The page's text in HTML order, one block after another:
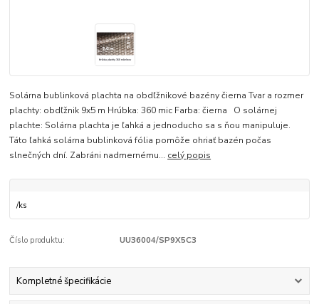
Solárna bublinková plachta na obdľžnikové bazény čierna Tvar a rozmer
plachty: obdľžnik 9x5 m Hrúbka: 360 mic Farba: čierna O solárnej
plachte: Solárna plachta je ľahká a jednoducho sa s ňou manipuluje.
Táto ľahká solárna bublinková fólia pomôže ohriať bazén počas
slnečných dní. Zabráni nadmernému... celý popis
/ks
Číslo produktu: UU36004/SP9X5C3
Kompletné špecifikácie